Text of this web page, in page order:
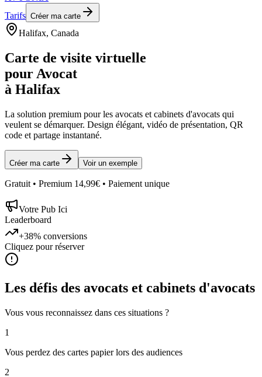
Tarifs Créer ma carte
Halifax, Canada
Carte de visite virtuelle
pour Avocat
à Halifax
La solution premium pour les avocats et cabinets d'avocats qui
veulent se démarquer. Design élégant, vidéo de présentation, QR
code et partage instantané.
Créer ma carte Voir un exemple
Gratuit • Premium 14,99€ • Paiement unique
Votre Pub Ici
Leaderboard
+38% conversions
Cliquez pour réserver
Les défis des avocats et cabinets d'avocats
Vous vous reconnaissez dans ces situations ?
1
Vous perdez des cartes papier lors des audiences
2